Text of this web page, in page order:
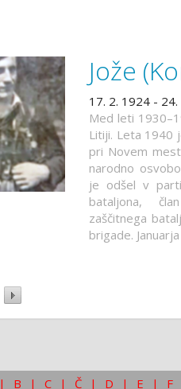
Jože
17. 2. 1924 - 24.
Med leti
Litiji. Leta 1940
pri Novem
narodno
je odšel v
bataljona,
zaščitnega
brigade.
| B | C | Č | D | E | F